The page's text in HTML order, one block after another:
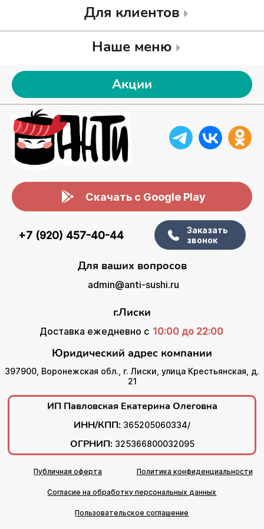
Для клиентов
Наше меню
Акции
Скачать с Google Play
+7 (920) 457-40-44
Заказать
звонок
Для ваших вопросов
admin@anti-sushi.ru
г.Лиски
Доставка ежедневно с 10:00 до 22:00
Юридический адрес компании
397900, Воронежская обл., г. Лиски, улица Крестьянская, д.
21
ИП Павловская Екатерина Олеговна
ИНН/КПП: 365205060334/
ОГРНИП: 325366800032095
Публичная оферта Политика конфиденциальности
Согласие на обработку персональных данных
Пользовательское соглашение